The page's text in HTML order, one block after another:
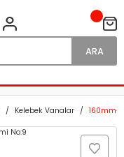
ARA
Kelebek Vanalar 160mm-